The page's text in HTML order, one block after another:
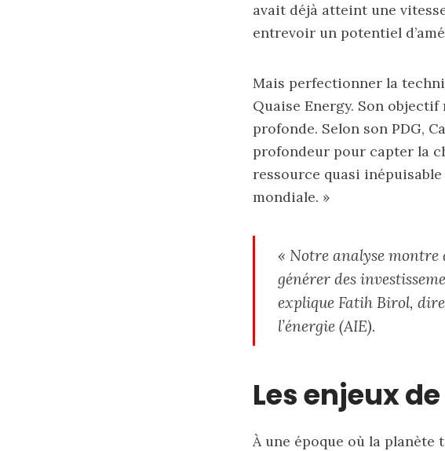
avait déjà atteint une
entrevoir un potentiel
Mais perfectionner la
Quaise Energy. Son
profonde. Selon son PDG,
profondeur pour capter la
ressource quasi
mondiale. »
« Notre analyse montre
générer des
explique Fatih Birol,
l’énergie (AIE).
Les enjeux
À une époque où la